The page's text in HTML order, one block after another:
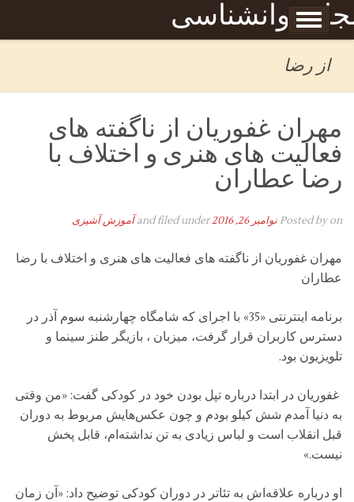
روانشناسی
Skip to content
برگه نمونه
از رضا
مهران غفوریان از ناگفته های
فعالیت های هنری و اختلاف با
رضا عطاران
Posted byon نوامبر 26, 2016 and filed under آموزش آشپزی
مهران غفوریان از ناگفته های فعالیت های هنری و اختلاف با رضا
عطاران
برنامه اینترنتی «35» با اجرای که شامگاه چهارشنبه سوم آذر در
دسترس کاربران قرار گرفت، میزبان ، بازیگر طنز سینما و
تلویزیون بود.
غفوریان در ابتدا درباره تپل بودن خود در کودکی گفت: «من وقتی
به دنیا آمدم شش کیلو بودم و چون عکس‌هایش مربوط به دوران
قبل انقلاب است و لباس زیادی به تن نداشته‌ام، قابل پخش
نیست.»
او درباره علاقه‌اش به تئاتر در دوران کودکی توضیح داد: «آن زمان